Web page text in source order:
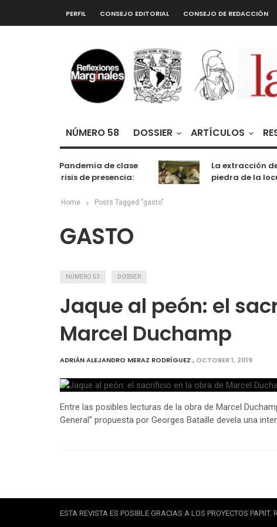
PERFIL CONSEJO EDITORIAL CONSEJO DE REDACCIÓN
NÚMERO 58 DOSSIER ARTÍCULOS
De la Pandemia de clase
a la Crisis de presencia:
entretenimiento
La extracción
piedra de la
Home Posts Tagged "gasto"
GASTO
NÚMERO 53 DOSSIER
Jaque al peón: el
Marcel Duchamp
ADRIÁN ALEJANDRO MERAZ RODRÍGUEZ , OCTOBER 1, 2019
Entre las posibles lecturas de la obra de Marcel
General” propuesta por Georges Bataille devela una
ESTA REVISTA ES POSIBLE GRACIAS A LOS PROYECTOS